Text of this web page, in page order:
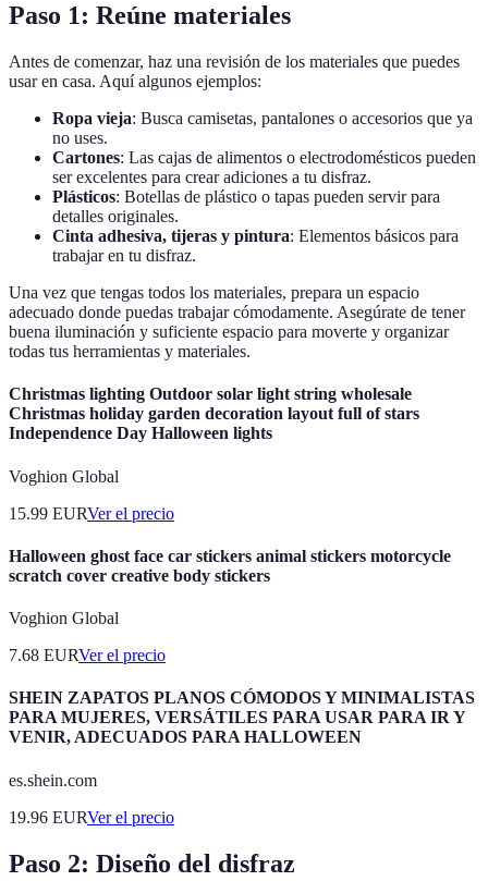
Paso 1: Reúne materiales
Antes de comenzar, haz una revisión de los materiales que puedes
usar en casa. Aquí algunos ejemplos:
Ropa vieja: Busca camisetas, pantalones o accesorios que ya
no uses.
Cartones: Las cajas de alimentos o electrodomésticos pueden
ser excelentes para crear adiciones a tu disfraz.
Plásticos: Botellas de plástico o tapas pueden servir para
detalles originales.
Cinta adhesiva, tijeras y pintura: Elementos básicos para
trabajar en tu disfraz.
Una vez que tengas todos los materiales, prepara un espacio
adecuado donde puedas trabajar cómodamente. Asegúrate de tener
buena iluminación y suficiente espacio para moverte y organizar
todas tus herramientas y materiales.
Christmas lighting Outdoor solar light string wholesale
Christmas holiday garden decoration layout full of stars
Independence Day Halloween lights
Voghion Global
15.99 EURVer el precio
Halloween ghost face car stickers animal stickers motorcycle
scratch cover creative body stickers
Voghion Global
7.68 EURVer el precio
SHEIN ZAPATOS PLANOS CÓMODOS Y MINIMALISTAS
PARA MUJERES, VERSÁTILES PARA USAR PARA IR Y
VENIR, ADECUADOS PARA HALLOWEEN
es.shein.com
19.96 EURVer el precio
Paso 2: Diseño del disfraz